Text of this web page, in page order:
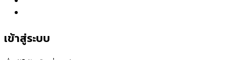
เข้าสู่ระบบ